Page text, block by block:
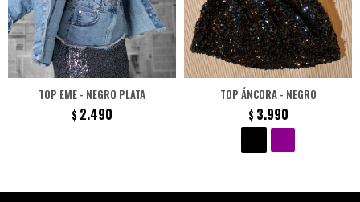
TOP EME - NEGRO PLATA
$ 2.490
TOP ÁNCORA - NEGRO
$ 3.990